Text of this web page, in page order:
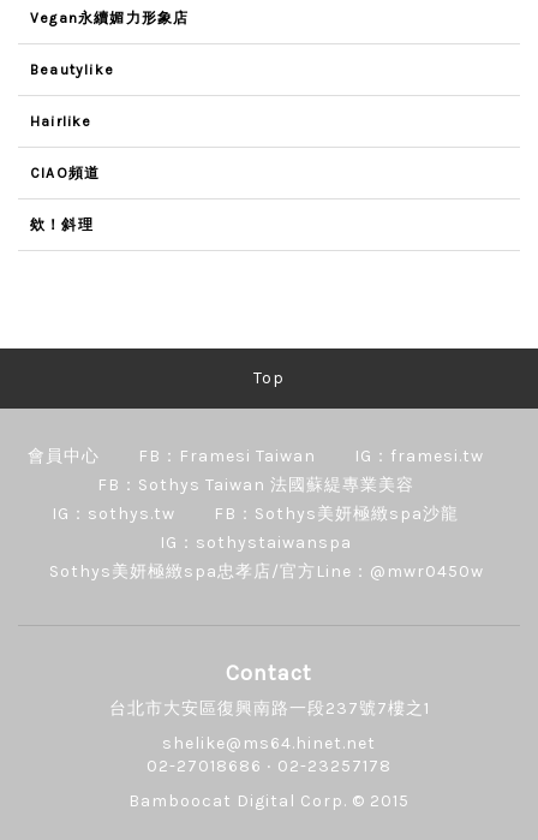
Vegan永續媚力形象店
Beautylike
Hairlike
CIAO頻道
欸！斜理
Top
會員中心 FB：Framesi Taiwan
IG：framesi.tw
FB：Sothys Taiwan 法國蘇緹專業美容
IG：sothys.tw
FB：Sothys美妍極緻spa沙龍
IG：sothystaiwanspa
Sothys美妍極緻spa忠孝店/官方Line：@mwr0450w
Contact
台北市大安區復興南路一段237號7樓之1
shelike@ms64.hinet.net
02-27018686 ‧ 02-23257178
Bamboocat Digital Corp. © 2015